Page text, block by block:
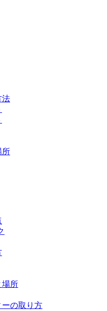
法
所
場所
の取り方